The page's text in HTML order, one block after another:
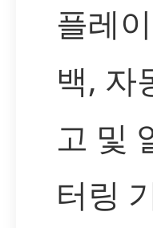
플레
백, 자
고 및
터링